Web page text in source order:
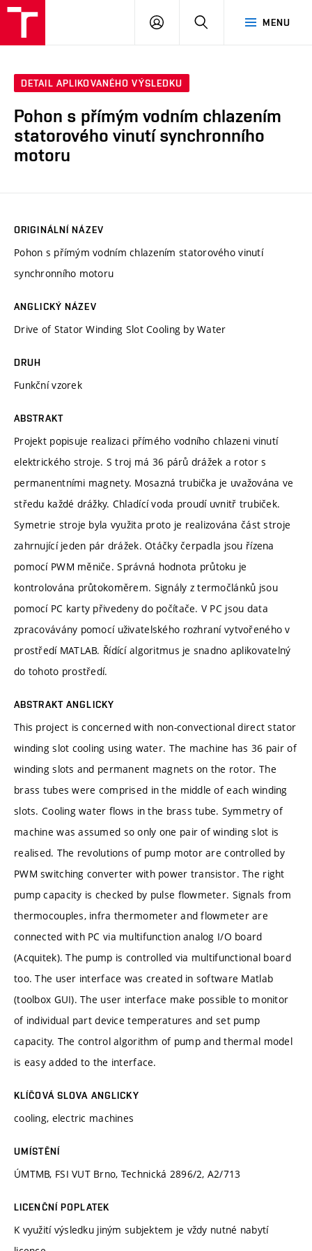
MENU
PŘIHLÁSIT
DETAIL APLIKOVANÉHO VÝSLEDKU
Pohon s přímým vodním chlazením
statorového vinutí synchronního
motoru
ORIGINÁLNÍ NÁZEV
Pohon s přímým vodním chlazením statorového vinutí
synchronního motoru
ANGLICKÝ NÁZEV
Drive of Stator Winding Slot Cooling by Water
DRUH
Funkční vzorek
ABSTRAKT
Projekt popisuje realizaci přímého vodního chlazeni vinutí
elektrického stroje. S troj má 36 párů drážek a rotor s
permanentními magnety. Mosazná trubička je uvažována ve
středu každé drážky. Chladící voda proudí uvnitř trubiček.
Symetrie stroje byla využita proto je realizována část stroje
zahrnující jeden pár drážek. Otáčky čerpadla jsou řízena
pomocí PWM měniče. Správná hodnota průtoku je
kontrolována průtokoměrem. Signály z termočlánků jsou
pomocí PC karty přivedeny do počítače. V PC jsou data
zpracovávány pomocí uživatelského rozhraní vytvořeného v
prostředí MATLAB. Řídící algoritmus je snadno aplikovatelný
do tohoto prostředí.
ABSTRAKT ANGLICKY
This project is concerned with non-convectional direct stator
winding slot cooling using water. The machine has 36 pair of
winding slots and permanent magnets on the rotor. The
brass tubes were comprised in the middle of each winding
slots. Cooling water flows in the brass tube. Symmetry of
machine was assumed so only one pair of winding slot is
realised. The revolutions of pump motor are controlled by
PWM switching converter with power transistor. The right
pump capacity is checked by pulse flowmeter. Signals from
thermocouples, infra thermometer and flowmeter are
connected with PC via multifunction analog I/O board
(Acquitek). The pump is controlled via multifunctional board
too. The user interface was created in software Matlab
(toolbox GUI). The user interface make possible to monitor
of individual part device temperatures and set pump
capacity. The control algorithm of pump and thermal model
is easy added to the interface.
KLÍČOVÁ SLOVA ANGLICKY
cooling, electric machines
UMÍSTĚNÍ
ÚMTMB, FSI VUT Brno, Technická 2896/2, A2/713
LICENČNÍ POPLATEK
K využití výsledku jiným subjektem je vždy nutné nabytí